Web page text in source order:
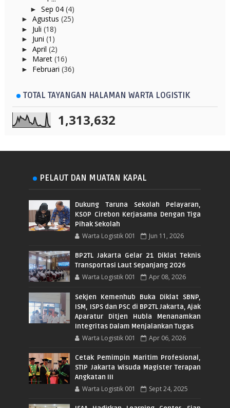
► Sep 04 (4)
► Agustus (25)
► Juli (18)
► Juni (1)
► April (2)
► Maret (16)
► Februari (36)
TOTAL TAYANGAN HALAMAN WARTA LOGISTIK
1,313,632
PELAUT DAN MUATAN KAPAL
Dukung Taruna Sekolah Pelayaran,
KSOP Cirebon Kerjasama Dengan Tiga
Pihak Sekolah
Warta Logistik 001 Jun 11, 2026
BP2TL Jakarta Gelar 21 Diklat Teknis
Transportasi Laut Sepanjang 2026
Warta Logistik 001 Apr 08, 2026
Sekjen Kemenhub Buka Diklat SBNP,
ISM, ISPS dan PSC di BP2TL Jakarta, Ajak
Aparatur Ditjen Hubla Menanamkan
Integritas Dalam Menjalankan Tugas
Warta Logistik 001 Apr 06, 2026
Cetak Pemimpin Maritim Profesional,
STIP Jakarta Wisuda Magister Terapan
Angkatan III
Warta Logistik 001 Sept 24, 2025